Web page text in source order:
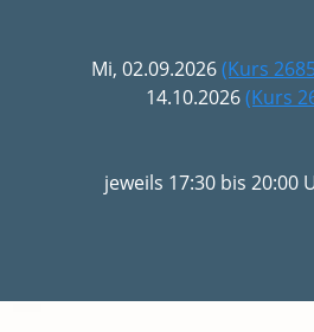
Mi, 02.09.2026(Kurs
14.10.2026(Kurs
jeweils 17:30 bis 20:00